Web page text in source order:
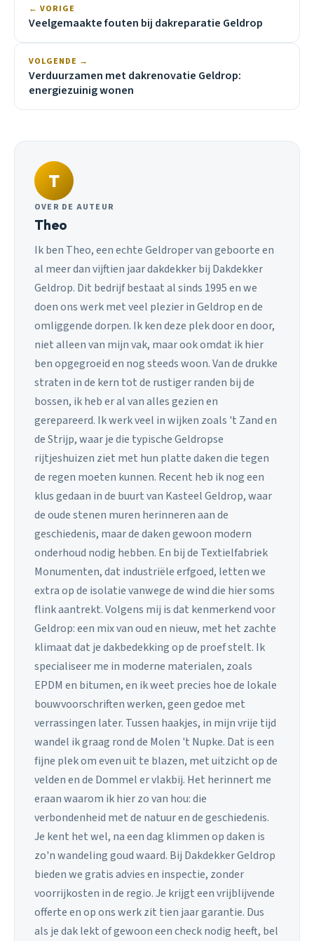
← VORIGE
Veelgemaakte fouten bij dakreparatie Geldrop
VOLGENDE →
Verduurzamen met dakrenovatie Geldrop:
energiezuinig wonen
T
OVER DE AUTEUR
Theo
Ik ben Theo, een echte Geldroper van geboorte en
al meer dan vijftien jaar dakdekker bij Dakdekker
Geldrop. Dit bedrijf bestaat al sinds 1995 en we
doen ons werk met veel plezier in Geldrop en de
omliggende dorpen. Ik ken deze plek door en door,
niet alleen van mijn vak, maar ook omdat ik hier
ben opgegroeid en nog steeds woon. Van de drukke
straten in de kern tot de rustiger randen bij de
bossen, ik heb er al van alles gezien en
gerepareerd. Ik werk veel in wijken zoals 't Zand en
de Strijp, waar je die typische Geldropse
rijtjeshuizen ziet met hun platte daken die tegen
de regen moeten kunnen. Recent heb ik nog een
klus gedaan in de buurt van Kasteel Geldrop, waar
de oude stenen muren herinneren aan de
geschiedenis, maar de daken gewoon modern
onderhoud nodig hebben. En bij de Textielfabriek
Monumenten, dat industriële erfgoed, letten we
extra op de isolatie vanwege de wind die hier soms
flink aantrekt. Volgens mij is dat kenmerkend voor
Geldrop: een mix van oud en nieuw, met het zachte
klimaat dat je dakbedekking op de proef stelt. Ik
specialiseer me in moderne materialen, zoals
EPDM en bitumen, en ik weet precies hoe de lokale
bouwvoorschriften werken, geen gedoe met
verrassingen later. Tussen haakjes, in mijn vrije tijd
wandel ik graag rond de Molen 't Nupke. Dat is een
fijne plek om even uit te blazen, met uitzicht op de
velden en de Dommel er vlakbij. Het herinnert me
eraan waarom ik hier zo van hou: die
verbondenheid met de natuur en de geschiedenis.
Je kent het wel, na een dag klimmen op daken is
zo'n wandeling goud waard. Bij Dakdekker Geldrop
bieden we gratis advies en inspectie, zonder
voorrijkosten in de regio. Je krijgt een vrijblijvende
offerte en op ons werk zit tien jaar garantie. Dus
als je dak lekt of gewoon een check nodig heeft, bel